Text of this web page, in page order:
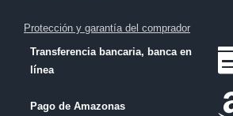
Protección y garantía del comprador
Transferencia bancaria, banca en
línea
Pago de Amazonas